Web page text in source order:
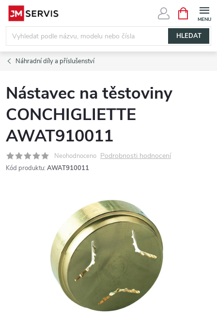
Přejít
obsah
HLEDAT
NÁKUPNÍ
KOŠÍK
Náhradní díly a příslušenství
Nástavec na těstoviny
CONCHIGLIETTE
AWAT910011
Neohodnoceno Podrobnosti hodnocení
Kód produktu: AWAT910011